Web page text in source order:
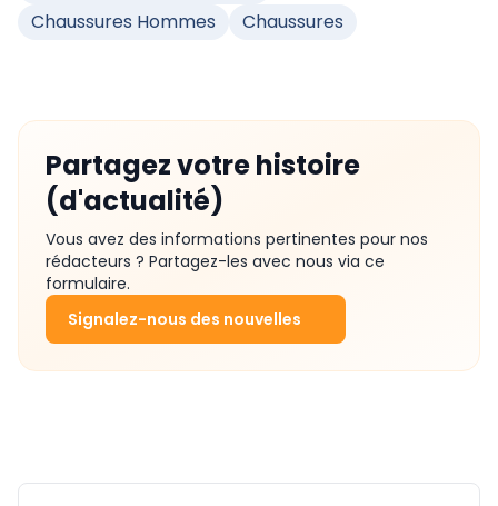
Chaussures Hommes
Chaussures
Partagez votre histoire
(d'actualité)
Vous avez des informations pertinentes pour nos
rédacteurs ? Partagez-les avec nous via ce
formulaire.
Signalez-nous des nouvelles